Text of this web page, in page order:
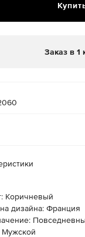
Заказ в 1
Коричневый
дизайна: Франция
Мужской